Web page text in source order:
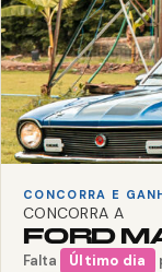
CONCORRA E
CONCORRA A
FORD
Falta Último dia